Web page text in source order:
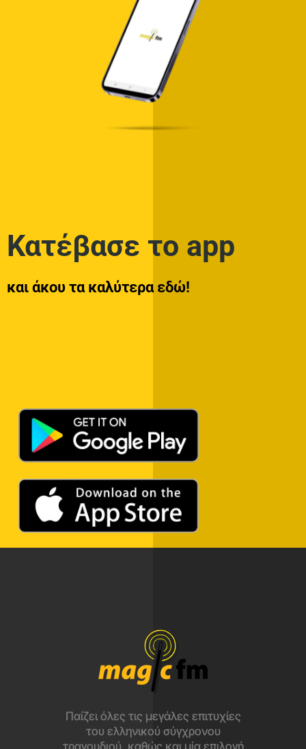
Κατέβασε το app
και άκου τα καλύτερα εδώ!
Παίζει όλες τις μεγάλες επιτυχίες
του ελληνικού σύγχρονου
τραγουδιού, καθώς και μία επιλογή